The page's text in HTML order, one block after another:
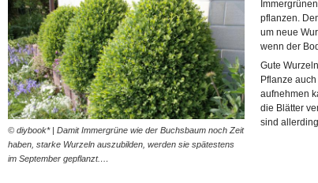
© diybook* | Damit Immergrüne wie der Buchsbaum noch Zeit
haben, starke Wurzeln auszubilden, werden sie spätestens
im September gepflanzt.…
pflanzen.
um neue
wenn der
Gute
Pflanze
aufnehmen
die Blätter
sind